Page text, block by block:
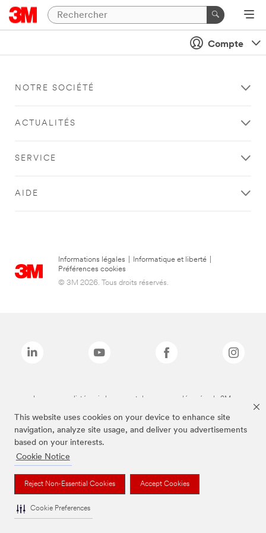
This website uses cookies on your device to enhance site
navigation, analyze site usage, and deliver you advertisements
based on your interests.
Cookie Notice
Reject Non-Essential Cookies Accept Cookies
Cookie Preferences
Compte
NOTRE SOCIÉTÉ
ACTUALITÉS
SERVICE
AIDE
Informations légales Informatique et liberté
Préférences cookies
© 3M 2026. Tous droits réservés.
Les marques listées ci-dessus sont des marques déposées de 3M.